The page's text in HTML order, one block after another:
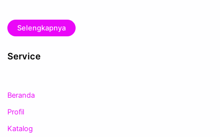
Selengkapnya
Service
Beranda
Profil
Katalog